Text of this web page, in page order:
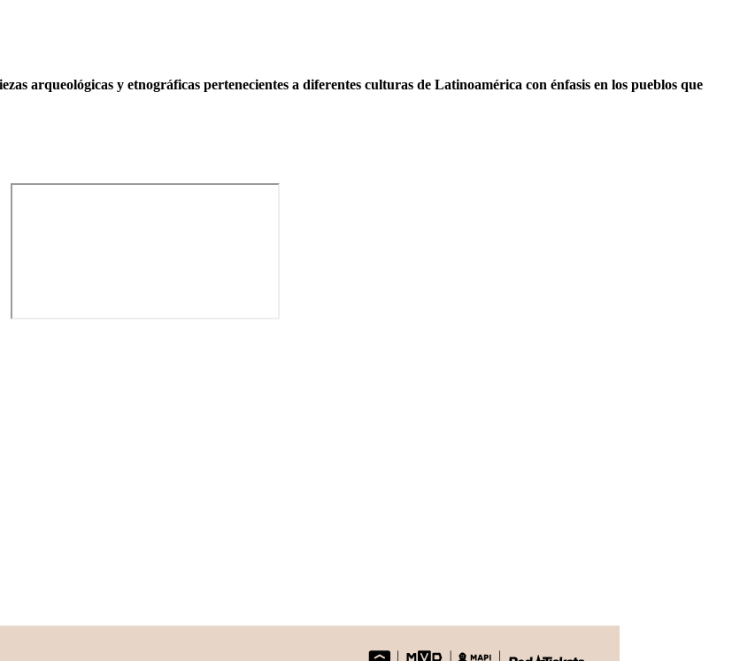
arqueológicas y etnográficas pertenecientes a diferentes culturas de Latinoamérica con énfasis en los pueblos que